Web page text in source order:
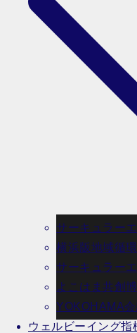
サーキュラー
横浜版地域循
サーキュラー
よこはま共創
YOKOHAMA
ウェルビーイング指